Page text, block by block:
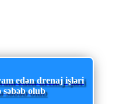
edən drenaj işləri
səbəb olub